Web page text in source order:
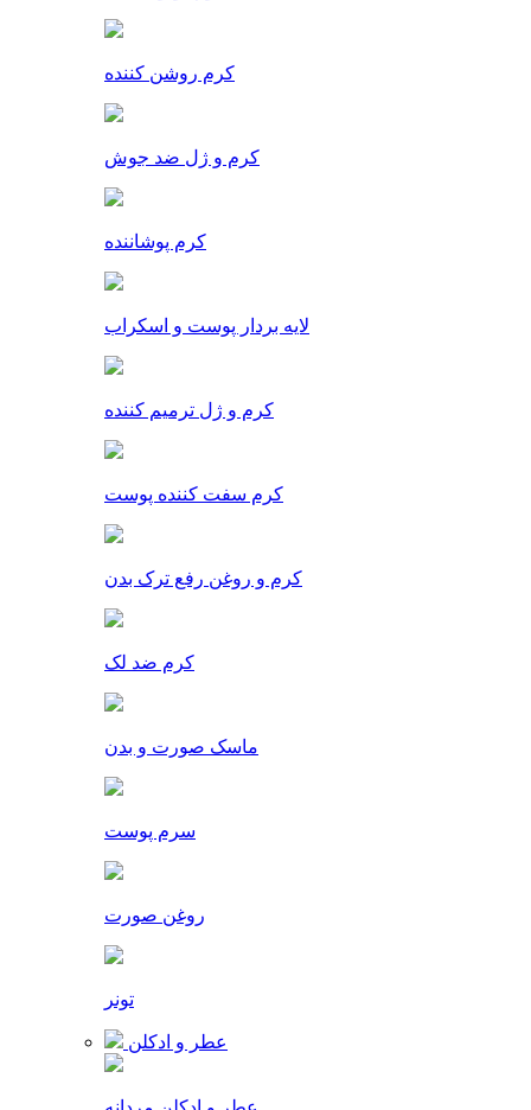
کرم روشن کننده
کرم و ژل ضد جوش
کرم پوشاننده
لایه بردار پوست و اسکراب
کرم و ژل ترمیم کننده
کرم سفت کننده پوست
کرم و روغن رفع ترک بدن
کرم ضد لک
ماسک صورت و بدن
سرم پوست
روغن صورت
تونر
عطر و ادکلن